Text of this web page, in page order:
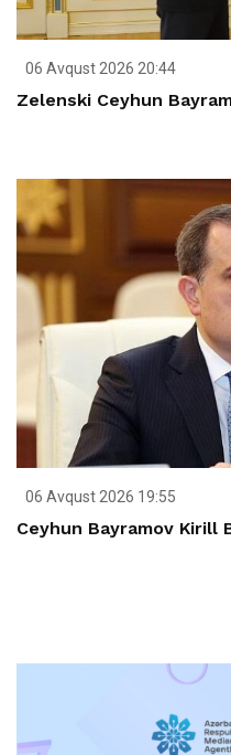
06 Avqust 2026 20:44
Zelenski Ceyhun
06 Avqust 2026 19:55
Ceyhun Bayramov Kirill